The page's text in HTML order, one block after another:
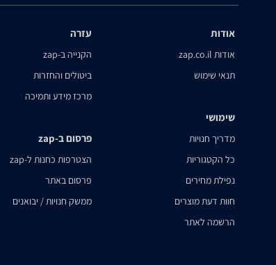
אודות
אודות zap.co.il
תנאי שימוש
שימושי
מדריך חנויות
כל הקטגוריות
נפילת מחירים
חוות דעת מוצרים
הרשמה לאתר
עזרה
הקנייה ב-zap
ביטולים והחזרות
מרכז מידע ותמיכה
פרסום ב-zap
הצטרפות כחנות ל-zap
פרסום באתר
ממשק חנויות / יבואנים